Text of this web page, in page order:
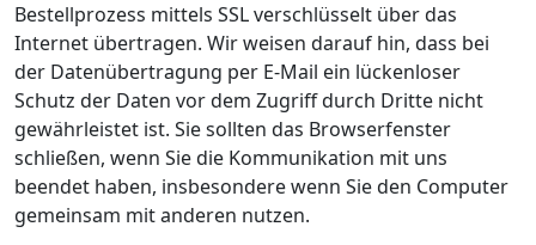
Bestellprozess mittels SSL verschlüsselt über das
Internet übertragen. Wir weisen darauf hin, dass bei
der Datenübertragung per E-Mail ein lückenloser
Schutz der Daten vor dem Zugriff durch Dritte nicht
gewährleistet ist. Sie sollten das Browserfenster
schließen, wenn Sie die Kommunikation mit uns
beendet haben, insbesondere wenn Sie den Computer
gemeinsam mit anderen nutzen.